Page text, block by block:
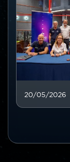
20/05/2026